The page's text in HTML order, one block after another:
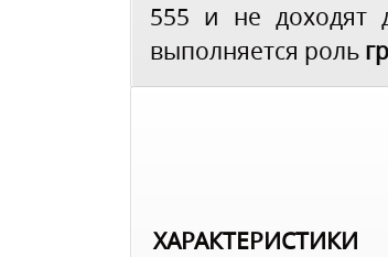
555 и не доходят
выполняется роль
ХАРАКТЕРИСТИКИ